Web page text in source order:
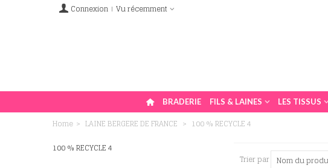
Connexion Vu récemment
BRADERIE FILS & LAINES LES TISSUS
Home > LAINE BERGERE DE FRANCE > 100 % RECYCLE 4
100 % RECYCLE 4
Trier par Nom du